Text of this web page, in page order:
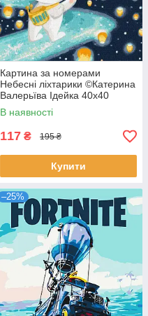
Картина за номерами
Небесні ліхтарики ©Катерина
Валерьїва Ідейка 40х40
(KHO4360)
В наявності
117 ₴ 195 ₴
Купити
–25%